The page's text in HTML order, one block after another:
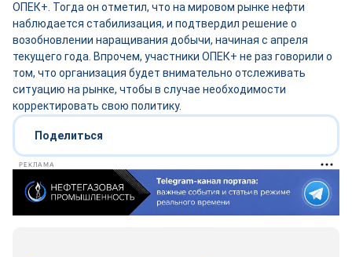
ОПЕК+. Тогда он отметил, что на мировом рынке нефти
наблюдается стабилизация, и подтвердил решение о
возобновлении наращивания добычи, начиная с апреля
текущего года. Впрочем, участники ОПЕК+ не раз говорили о
том, что организация будет внимательно отслеживать
ситуацию на рынке, чтобы в случае необходимости
корректировать свою политику.
Поделиться
РЕКЛАМА